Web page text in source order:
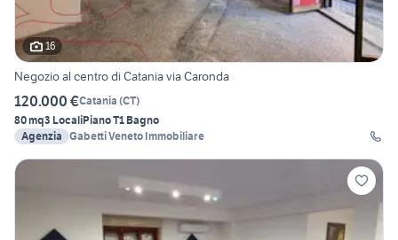
16
Negozio al centro di Catania via Caronda
120.000 €Catania (CT)
80 mq3 LocaliPiano T1 Bagno
Agenzia Gabetti Veneto Immobiliare